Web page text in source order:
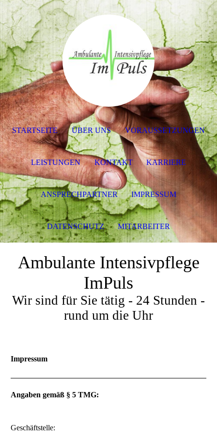
Ambulante Intensivpflege
ImPuls
Wir sind für Sie tätig - 24 Stunden -
rund um die Uhr
Impressum
Angaben gemäß § 5 TMG:
Geschäftstelle:
STARTSEITE ÜBER UNS VORAUSSETZUNGEN
LEISTUNGEN KONTAKT KARRIERE
ANSPRECHPARTNER IMPRESSUM
DATENSCHUTZ MITARBEITER